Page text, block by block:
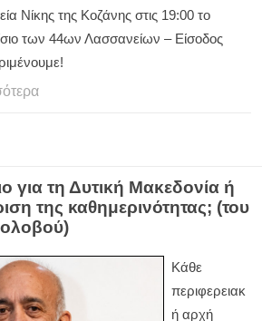
Νίκης της Κοζάνης στις 19:00 το
των 44ων Λασσανείων – Είσοδος
για τη Δυτική Μακεδονία ή
της καθημερινότητας; (του
Κάθε
περιφερειακ
ή αρχή